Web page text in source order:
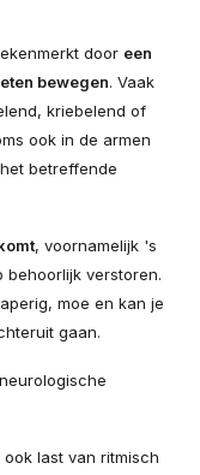
door een
bewegen. Vaak
kriebelend of
ook in de armen
betreffende
, voornamelijk 's
verstoren.
moe en kan je
gaan.
last van ritmisch